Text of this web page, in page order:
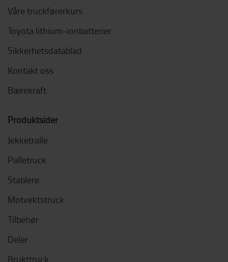
Våre truckførerkurs
Toyota lithium-ionbatterier
Sikkerhetsdatablad
Kontakt oss
Bærekraft
Produktsider
Jekketralle
Palletruck
Stablere
Motvektstruck
Tilbehør
Deler
Brukttruck